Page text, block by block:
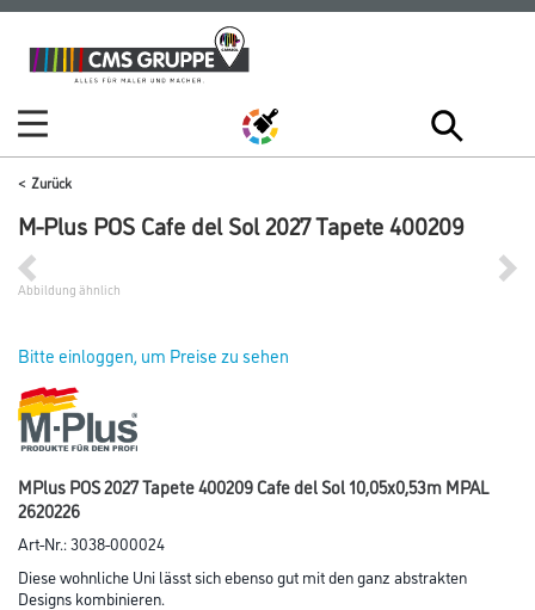
Zum
Inhalt
Zum
Navigationsmenü
Zurück
M-Plus POS Cafe del Sol 2027 Tapete 400209
Abbildung ähnlich
Bitte einloggen, um Preise zu sehen
MPlus POS 2027 Tapete 400209 Cafe del Sol 10,05x0,53m MPAL
2620226
Art-Nr.:3038-000024
Diese wohnliche Uni lässt sich ebenso gut mit den ganz abstrakten
Designs kombinieren.